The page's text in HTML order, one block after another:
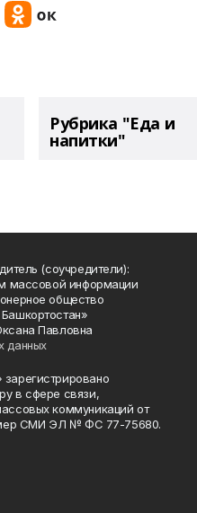
Рубрика "Еда и
напитки"
(соучредители):
массовой информации
общество
Павловна
данных
в сфере связи,
коммуникаций от
СМИ ЭЛ № ФС 77-75680.